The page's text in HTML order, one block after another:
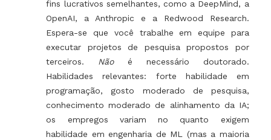
fins lucrativos semelhantes, como a DeepMind, a
OpenAI, a Anthropic e a Redwood Research.
Espera-se que você trabalhe em equipe para
executar projetos de pesquisa propostos por
terceiros. Nãoé necessário doutorado.
Habilidades relevantes: forte habilidade em
programação, gosto moderado de pesquisa,
conhecimento moderado de alinhamento da IA;
os empregos variam no quanto exigem
habilidade em engenharia de ML (mas a maioria